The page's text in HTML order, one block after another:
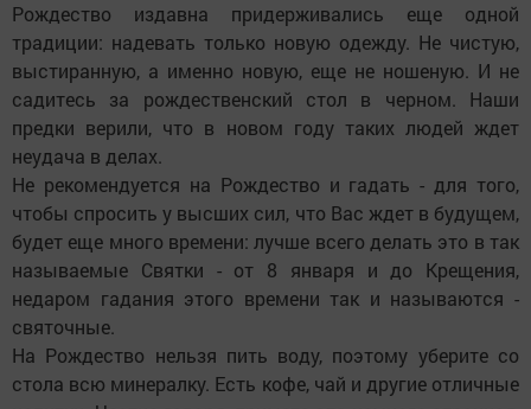
Рождество издавна придерживались еще одной
традиции: надевать только новую одежду. Не чистую,
выстиранную, а именно новую, еще не ношеную. И не
садитесь за рождественский стол в черном. Наши
предки верили, что в новом году таких людей ждет
неудача в делах.
Не рекомендуется на Рождество и гадать - для того,
чтобы спросить у высших сил, что Вас ждет в будущем,
будет еще много времени: лучше всего делать это в так
называемые Святки - от 8 января и до Крещения,
недаром гадания этого времени так и называются -
святочные.
На Рождество нельзя пить воду, поэтому уберите со
стола всю минералку. Есть кофе, чай и другие отличные